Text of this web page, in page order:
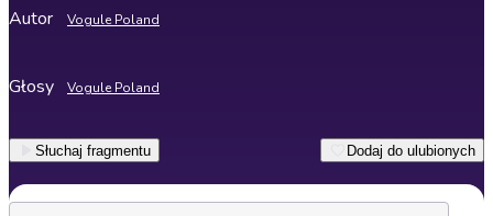
Autor Vogule Poland
Głosy Vogule Poland
Słuchaj fragmentu Dodaj do ulubionych